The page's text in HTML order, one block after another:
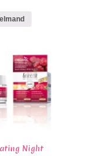
Night